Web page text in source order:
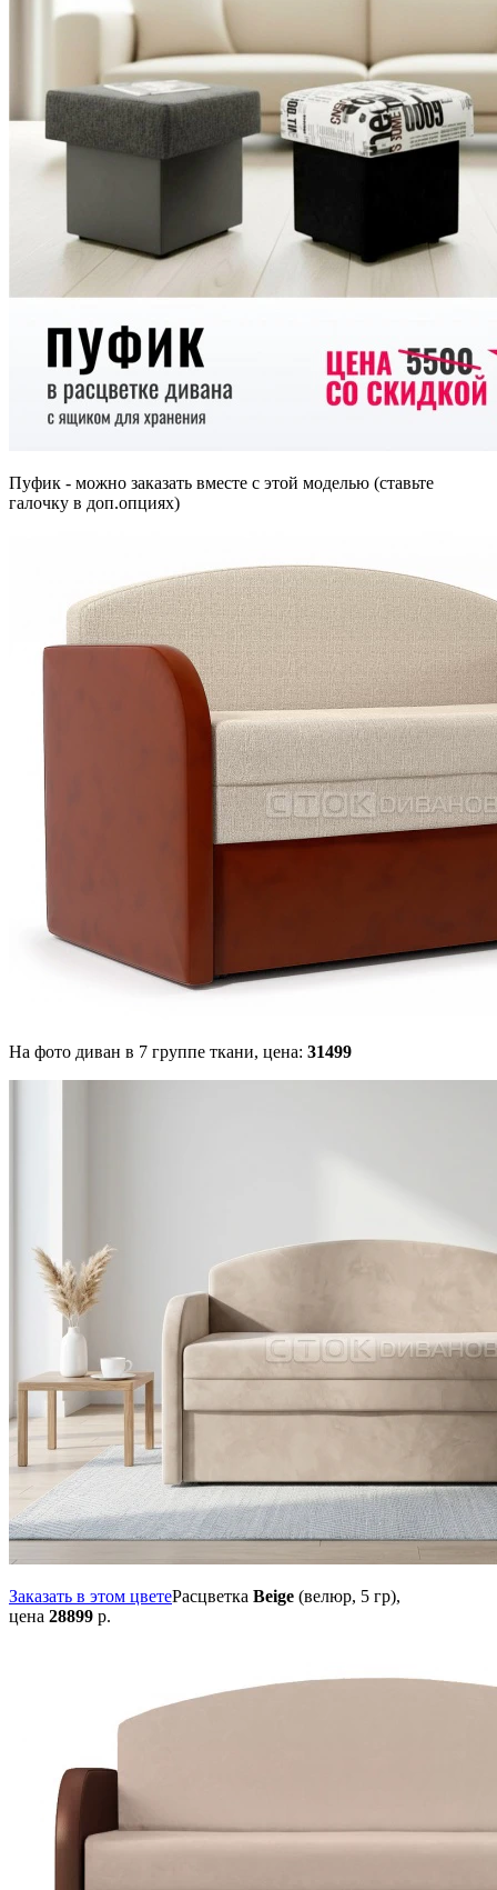
Пуфик - можно заказать вместе с этой моделью (ставьте
галочку в доп.опциях)
На фото диван в 7 группе ткани, цена: 31499
Заказать в этом цветеРасцветка Beige (велюр, 5 гр),
цена 28899 р.